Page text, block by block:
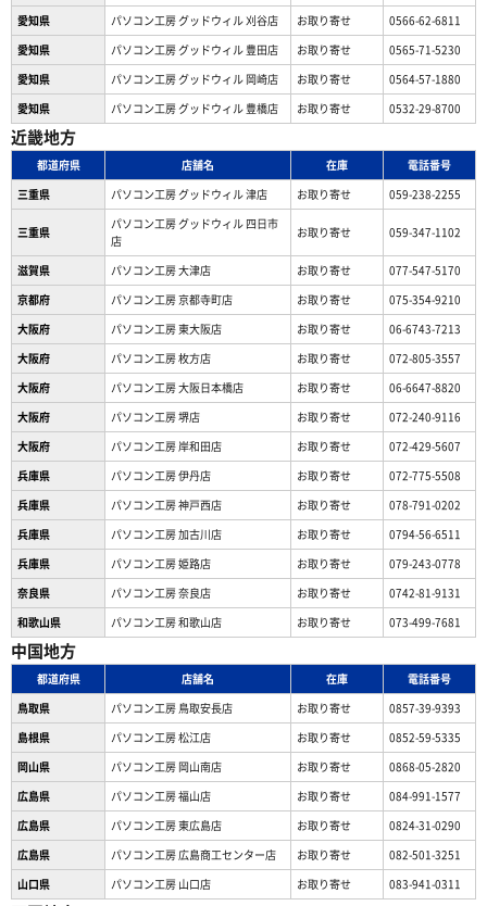
愛知県 パソコン工房 グッドウィル 刈谷店 お取り寄せ
0566-62-6811
愛知県
パソコン工房 グッドウィル 豊田店 お取り寄せ
0565-71-5230
愛知県
パソコン工房 グッドウィル 岡崎店 お取り寄せ
0564-57-1880
愛知県
パソコン工房 グッドウィル 豊橋店 お取り寄せ 0532-29-8700
近畿地方
都道府県 店舗名 在庫
電話番号
三重県
パソコン工房 グッドウィル 津店 お取り寄せ 059-238-2255
三重県
パソコン工房 グッドウィル 四日市
店
お取り寄せ 059-347-1102
滋賀県 パソコン工房 大津店 お取り寄せ
077-547-5170
京都府
パソコン工房 京都寺町店 お取り寄せ
075-354-9210
大阪府
パソコン工房 東大阪店 お取り寄せ
06-6743-7213
大阪府
パソコン工房 枚方店 お取り寄せ
072-805-3557
大阪府
パソコン工房 大阪日本橋店 お取り寄せ
06-6647-8820
大阪府
パソコン工房 堺店 お取り寄せ
072-240-9116
大阪府
パソコン工房 岸和田店 お取り寄せ
072-429-5607
兵庫県
パソコン工房 伊丹店 お取り寄せ
072-775-5508
兵庫県
パソコン工房 神戸西店 お取り寄せ
078-791-0202
兵庫県
パソコン工房 加古川店 お取り寄せ
0794-56-6511
兵庫県
パソコン工房 姫路店 お取り寄せ
079-243-0778
奈良県
パソコン工房 奈良店 お取り寄せ
0742-81-9131
和歌山県
パソコン工房 和歌山店 お取り寄せ 073-499-7681
中国地方
都道府県 店舗名 在庫
電話番号
鳥取県
パソコン工房 鳥取安長店 お取り寄せ
0857-39-9393
島根県
パソコン工房 松江店 お取り寄せ
0852-59-5335
岡山県
パソコン工房 岡山南店 お取り寄せ
0868-05-2820
広島県
パソコン工房 福山店 お取り寄せ
084-991-1577
広島県
パソコン工房 東広島店 お取り寄せ
0824-31-0290
広島県
パソコン工房 広島商工センター店 お取り寄せ
082-501-3251
山口県
パソコン工房 山口店 お取り寄せ 083-941-0311